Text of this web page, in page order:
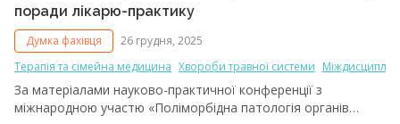
поради лікарю-практику
Думка фахівця
26 грудня, 2025
Терапія та сімейна медицина Хвороби травної системи
За матеріалами науково-практичної конференції з
міжнародною участю «Поліморбідна патологія органів